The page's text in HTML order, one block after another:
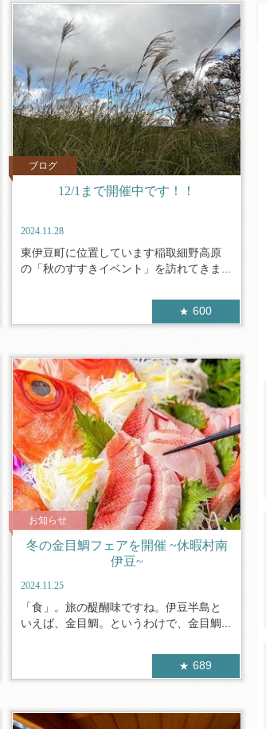
ブログ
12/1まで開催中です！！
2024.11.28
東伊豆町に位置しています稲取細野高原
の「秋のすすきイベント」を訪れてきま...
600
お知らせ
冬の金目鯛フェアを開催 ~休暇村南
伊豆~
2024.11.25
「食」。旅の醍醐味ですね。伊豆半島と
いえば、金目鯛。というわけで、金目鯛...
689